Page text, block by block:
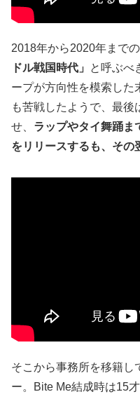
2018年から2020年まで
ドル戦国時代」
と呼ぶべ
ープが方向性を模索した
も苦戦したようで、最
せ、 ラップやタイ舞踊ま
をリリースするも、その
そこから事務所を移籍し
ー。Bite Me結成時は15